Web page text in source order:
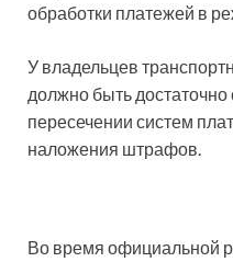
обработки платежей в
У владельцев
должно быть достаточно
пересечении систем
наложения штрафов.
Во время официальной